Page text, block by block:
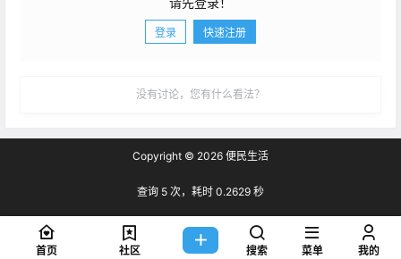
登录 快速注册
没有讨论，您有什么看法？
Copyright © 2026 便民生活
查询 5 次，耗时 0.2629 秒
首页 社区 搜索 菜单 我的